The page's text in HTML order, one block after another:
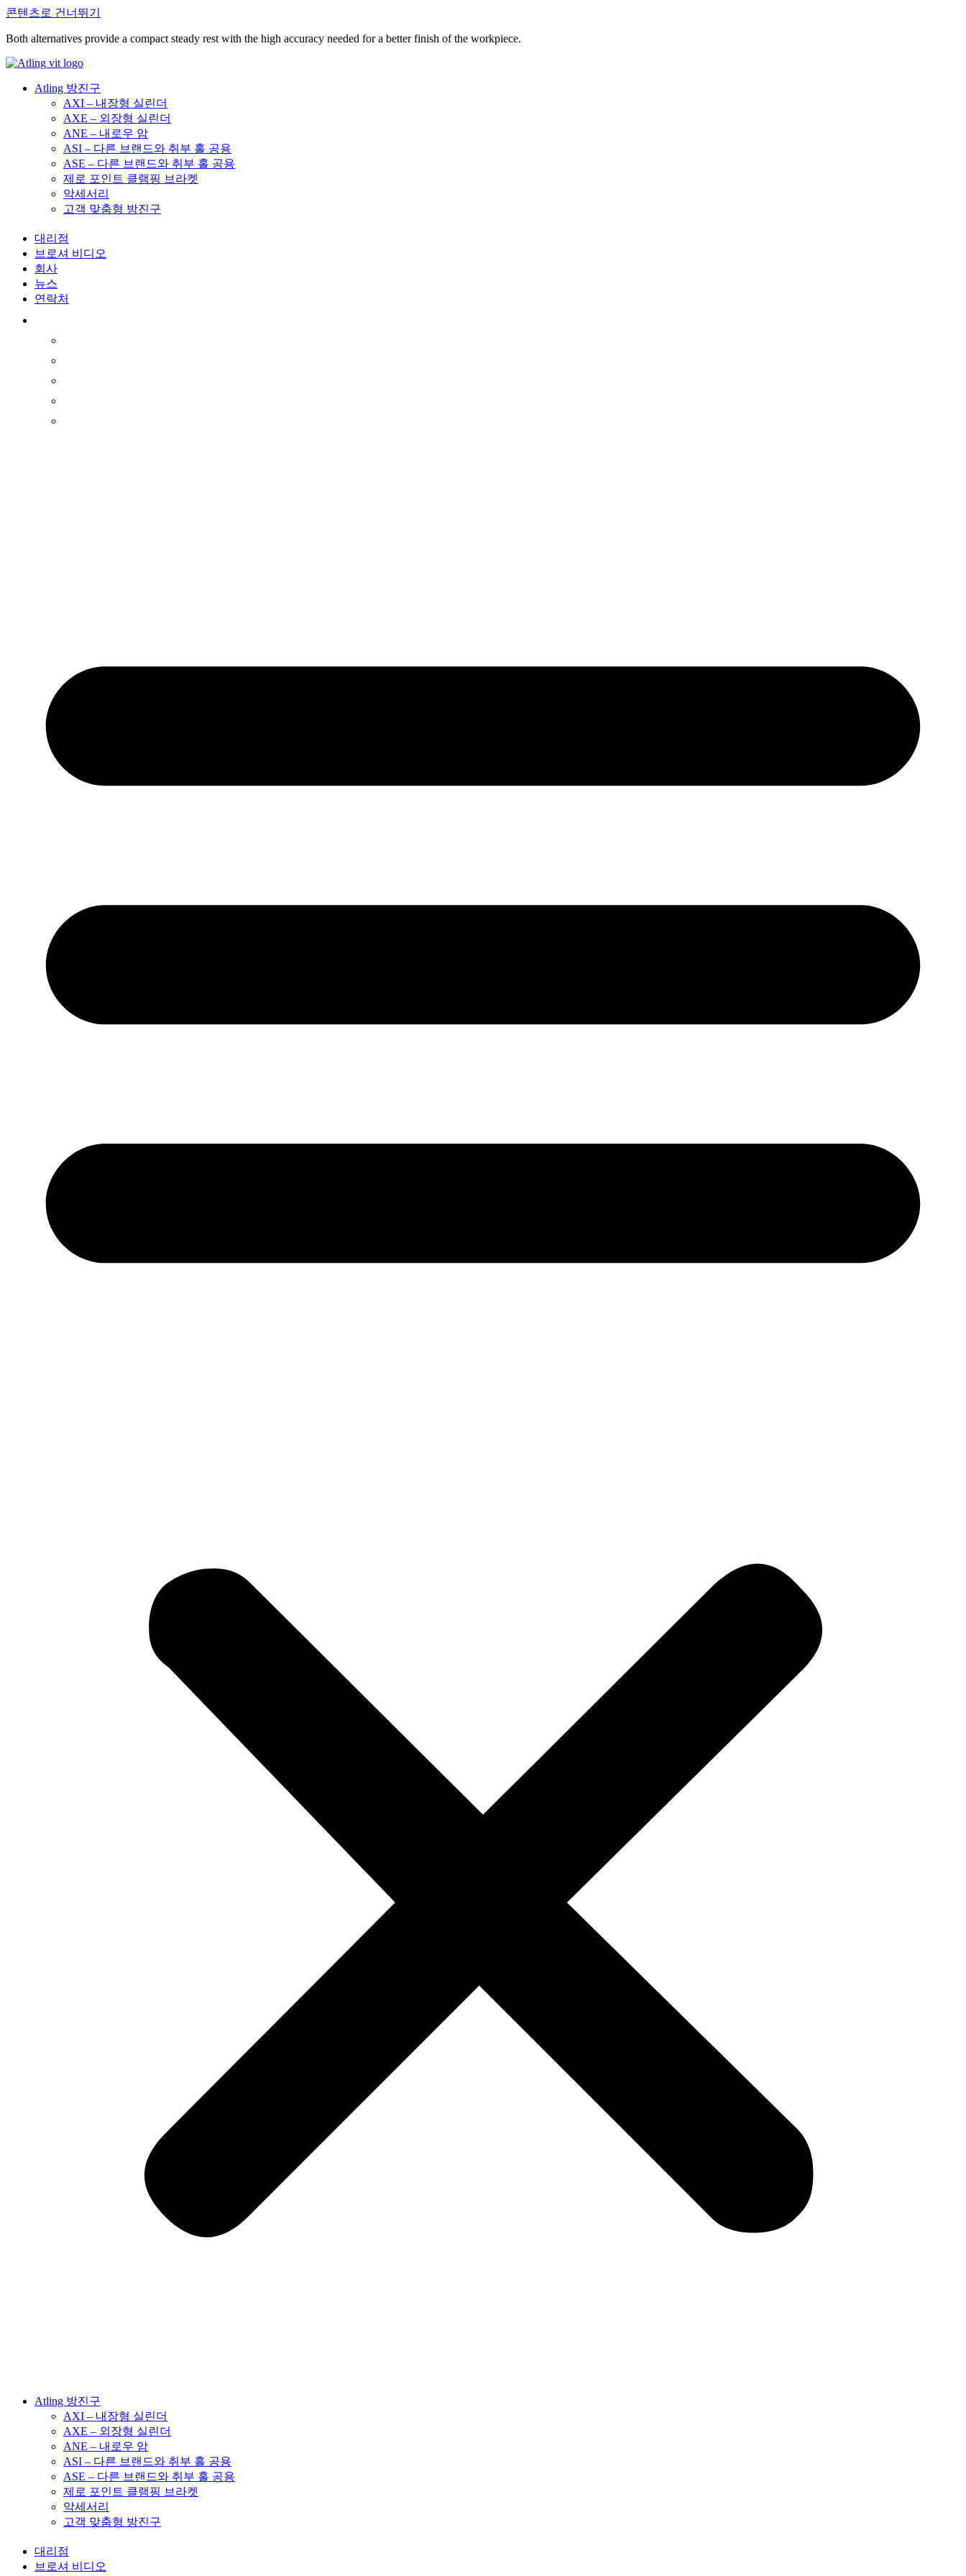
콘텐츠로 건너뛰기
Both alternatives provide a compact steady rest with the high accuracy needed for a better finish of the workpiece.
Atling 방진구
AXI – 내장형 실린더
AXE – 외장형 실린더
ANE – 내로우 암
ASI – 다른 브랜드와 취부 홀 공용
ASE – 다른 브랜드와 취부 홀 공용
제로 포인트 클램핑 브라켓
악세서리
고객 맞춤형 방진구
대리점
브로셔 비디오
회사
뉴스
연락처
Atling 방진구
AXI – 내장형 실린더
AXE – 외장형 실린더
ANE – 내로우 암
ASI – 다른 브랜드와 취부 홀 공용
ASE – 다른 브랜드와 취부 홀 공용
제로 포인트 클램핑 브라켓
악세서리
고객 맞춤형 방진구
대리점
브로셔 비디오